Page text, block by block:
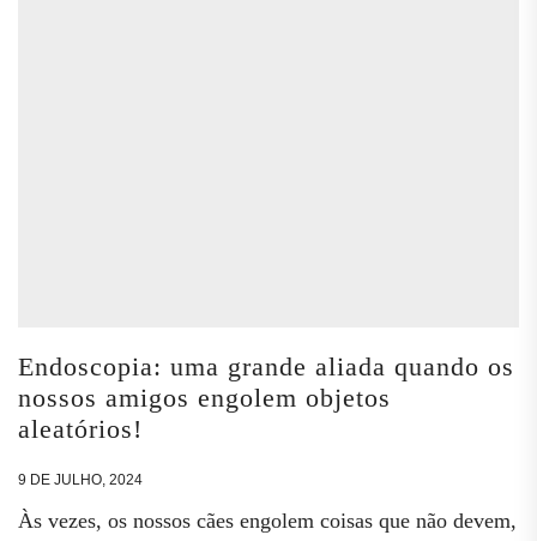
Endoscopia: uma grande aliada quando os
nossos amigos engolem objetos
aleatórios!
9 DE JULHO, 2024
Às vezes, os nossos cães engolem coisas que não devem,